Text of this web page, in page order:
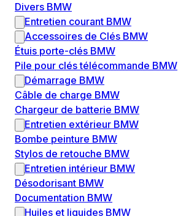
Divers BMW
Entretien courant BMW
Accessoires de Clés BMW
Étuis porte-clés BMW
Pile pour clés télécommande BMW
Démarrage BMW
Câble de charge BMW
Chargeur de batterie BMW
Entretien extérieur BMW
Bombe peinture BMW
Stylos de retouche BMW
Entretien intérieur BMW
Désodorisant BMW
Documentation BMW
Huiles et liquides BMW